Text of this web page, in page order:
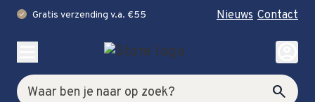
check Gratis verzending v.a. €55 Nieuws Contact
Zoek search
account_circle